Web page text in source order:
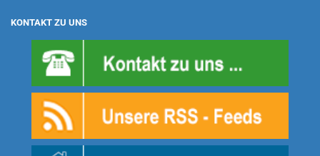
KONTAKT ZU UNS